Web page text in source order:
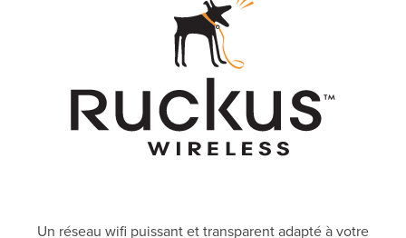
Un réseau wifi puissant et transparent adapté à votre